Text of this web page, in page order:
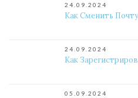
24.09.2024
Как Сменить
24.09.2024
Как
05.09.2024